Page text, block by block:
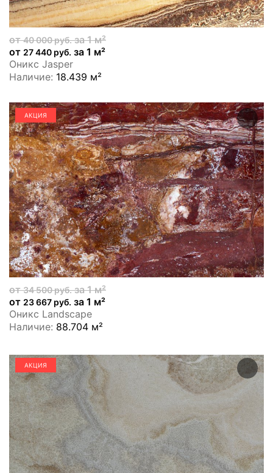
от40 000 руб.за 1 м²
от 27 440 руб. за 1 м²
Оникс Jasper
Наличие: 18.439 м²
АКЦИЯ
от34 500 руб.за 1 м²
от 23 667 руб. за 1 м²
Оникс Landscape
Наличие: 88.704 м²
АКЦИЯ